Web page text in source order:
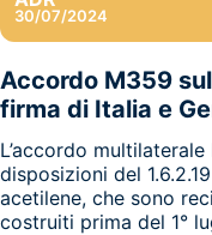
30/07/2024
Accordo M359
firma di Italia e
L’accordo
disposizioni del
acetilene, che sono
costruiti prima del 1°